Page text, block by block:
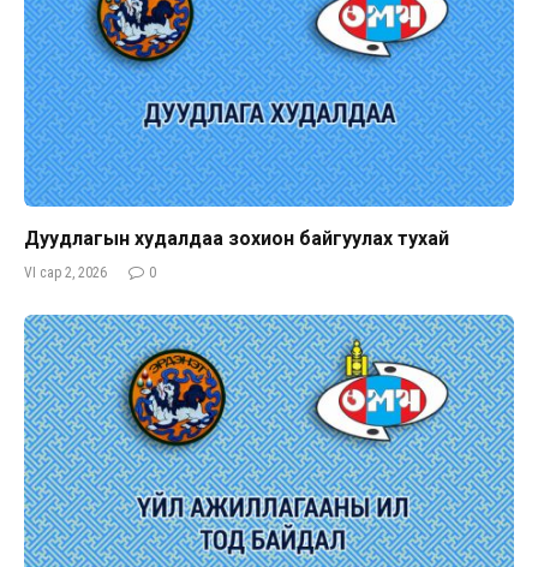
Дуудлагын худалдаа зохион байгуулах тухай
VI сар 2, 2026 0